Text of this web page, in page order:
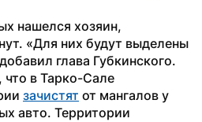
нашелся хозяин,
«Для них будут выделены
глава Губкинского.
в Тарко-Сале
зачистят от мангалов у
авто. Территории